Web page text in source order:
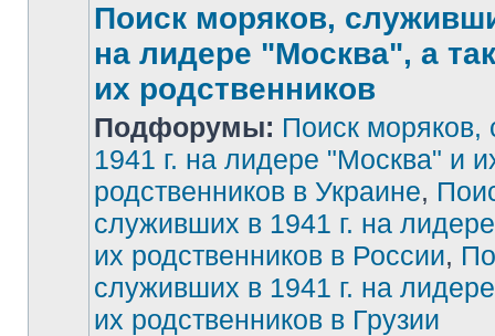
Нет
непрочитанных
Поиск моряков,
на лидере "Москва", а
их родственников
Подфорумы: Поиск
1941 г. на лидере "Москва" и
родственников в Украине,
служивших в 1941 г. на
их родственников в России,
служивших в 1941 г. на
их родственников в Грузии